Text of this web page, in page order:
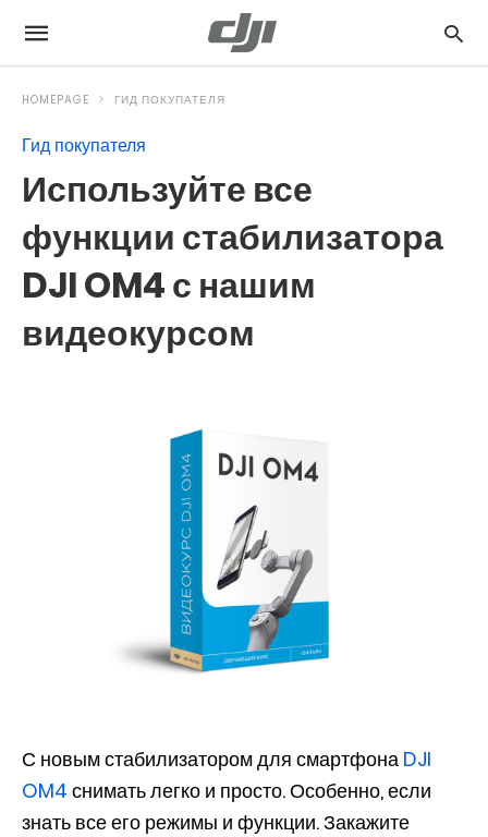
HOMEPAGE ГИД ПОКУПАТЕЛЯ
Гид покупателя
Используйте все
функции стабилизатора
DJI OM4 с нашим
видеокурсом
С новым стабилизатором для смартфона DJI
OM4 снимать легко и просто. Особенно, если
знать все его режимы и функции. Закажите